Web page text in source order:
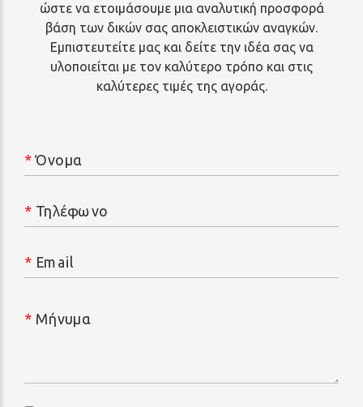
ώστε να ετοιμάσουμε μια αναλυτική προσφορά
βάση των δικών σας αποκλειστικών αναγκών.
Εμπιστευτείτε μας και δείτε την ιδέα σας να
υλοποιείται με τον καλύτερο τρόπο και στις
καλύτερες τιμές της αγοράς.
* Όνομα
* Τηλέφωνο
* Email
* Μήνυμα